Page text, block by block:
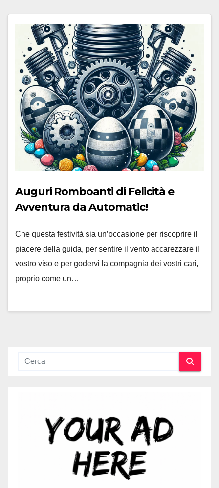
Auguri Romboanti di Felicità e
Avventura da Automatic!
Che questa festività sia un’occasione per riscoprire il
piacere della guida, per sentire il vento accarezzare il
vostro viso e per godervi la compagnia dei vostri cari,
proprio come un…